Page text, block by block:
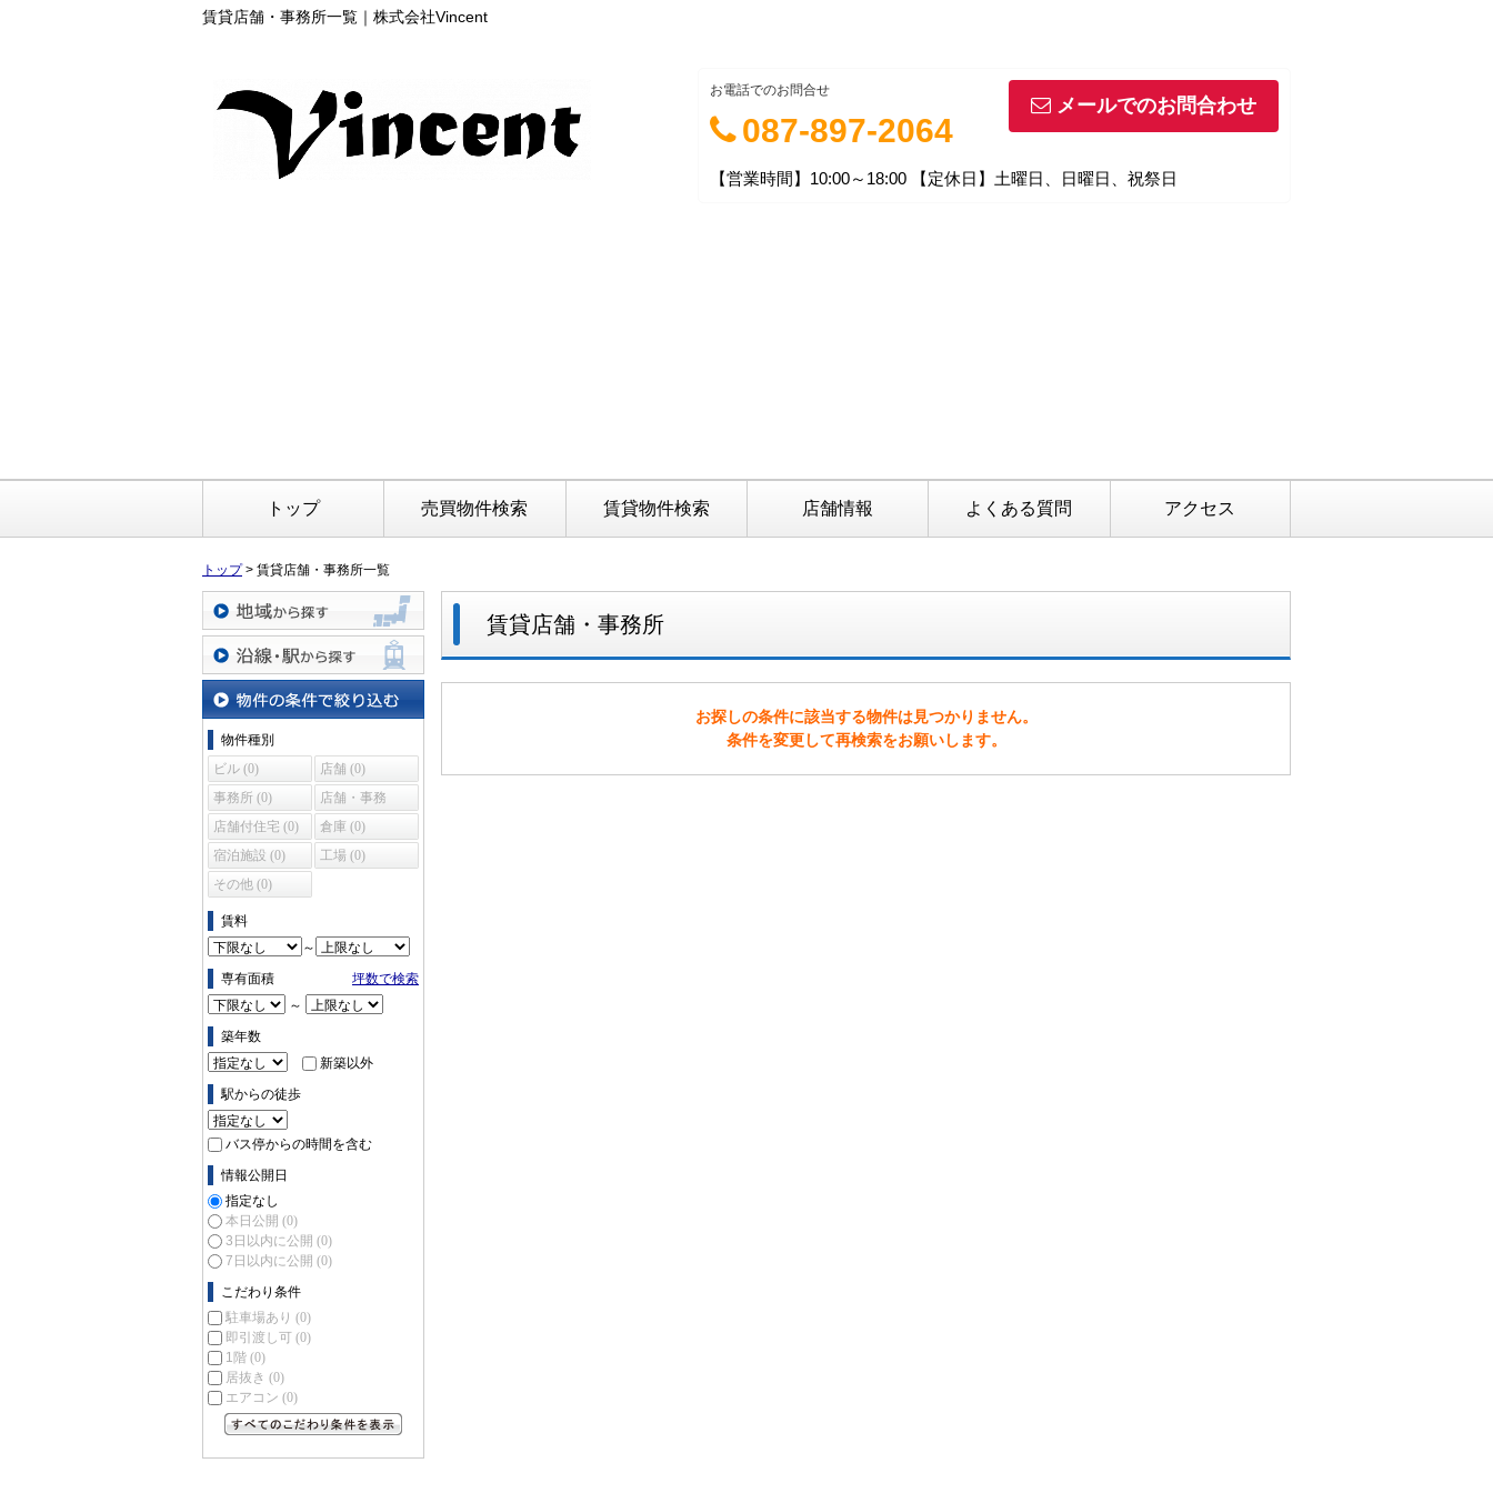
賃貸店舗・事務所一覧｜株式会社Vincent
メールでのお問合わせ
お電話でのお問合せ
087-897-2064
【営業時間】10:00～18:00 【定休日】土曜日、日曜日、祝祭日
トップ 売買物件検索 賃貸物件検索 店舗情報 よくある質問 アクセス
トップ> 賃貸店舗・事務所一覧
地域から探す
沿線・駅から探す
物件の条件で絞り込む
物件種別
ビル (0)
店舗 (0)
事務所 (0)
店舗・事務
所 (0)
店舗付住宅 (0)
倉庫 (0)
宿泊施設 (0)
工場 (0)
その他 (0)
賃料
～
専有面積
坪数で検索
～
築年数
新築以外
駅からの徒歩
バス停からの時間を含む
情報公開日
指定なし
本日公開 (0)
3日以内に公開 (0)
7日以内に公開 (0)
こだわり条件
駐車場あり (0)
即引渡し可 (0)
1階 (0)
居抜き (0)
エアコン (0)
賃貸店舗・事務所
お探しの条件に該当する物件は見つかりません。
条件を変更して再検索をお願いします。